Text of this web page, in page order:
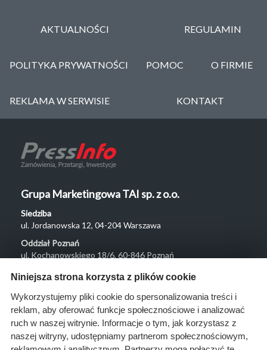
AKTUALNOŚCI REGULAMIN
POLITYKA PRYWATNOŚCI POMOC O FIRMIE
REKLAMA W SERWISIE KONTAKT
Grupa Marketingowa TAI sp. z o.o.
Siedziba
ul. Jordanowska 12, 04-204 Warszawa
Oddział Poznań
ul. Kochanowskiego 18/6, 60-846 Poznań
Menu
O nas
Rozwiązania
Monitoring
Niniejsza strona korzysta z plików cookie
Wykorzystujemy pliki cookie do spersonalizowania treści i
reklam, aby oferować funkcje społecznościowe i analizować
ruch w naszej witrynie. Informacje o tym, jak korzystasz z
naszej witryny, udostępniamy partnerom społecznościowym,